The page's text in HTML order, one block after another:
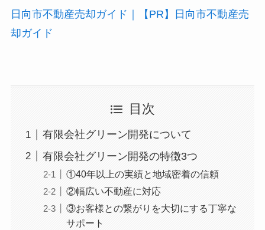
日向市不動産売却ガイド｜【PR】日向市不動産売
却ガイド
目次
有限会社グリーン開発について
有限会社グリーン開発の特徴3つ
①40年以上の実績と地域密着の信頼
②幅広い不動産に対応
③お客様との繋がりを大切にする丁寧な
サポート